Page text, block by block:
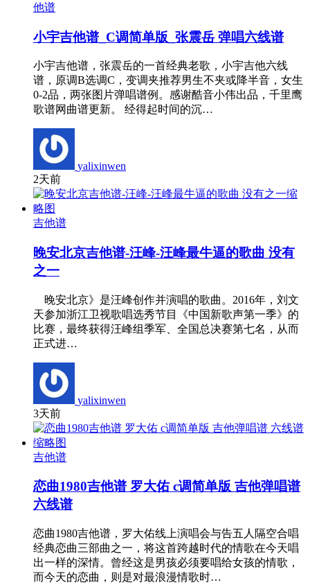
他谱
小宇吉他谱_C调简单版_张震岳 弹唱六线谱
小宇吉他谱，张震岳的一首经典老歌，小宇吉他六线
谱，原调B选调C，变调夹推荐男生不夹或降半音，女生
0-2品，两张图片弹唱谱例。感谢酷音小伟出品，千里鹰
歌谱网曲谱更新。 经得起时间的沉…
yalixinwen
2天前
吉他谱
晚安北京吉他谱-汪峰-汪峰最牛逼的歌曲 没有
之一
晚安北京》是汪峰创作并演唱的歌曲。2016年，刘文
天参加浙江卫视歌唱选秀节目《中国新歌声第一季》的
比赛，最终获得汪峰组季军、全国总决赛第七名，从而
正式进…
yalixinwen
3天前
吉他谱
恋曲1980吉他谱 罗大佑 c调简单版 吉他弹唱谱
六线谱
恋曲1980吉他谱，罗大佑线上演唱会与告五人隔空合唱
经典恋曲三部曲之一，将这首跨越时代的情歌在今天唱
出一样的深情。曾经这是男孩必须要唱给女孩的情歌，
而今天的恋曲，则是对最浪漫情歌时…